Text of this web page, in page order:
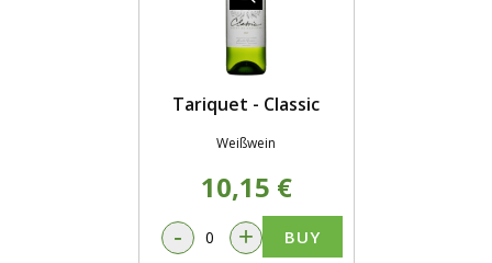
Tariquet - Classic
Weißwein
10,15 €
- + BUY